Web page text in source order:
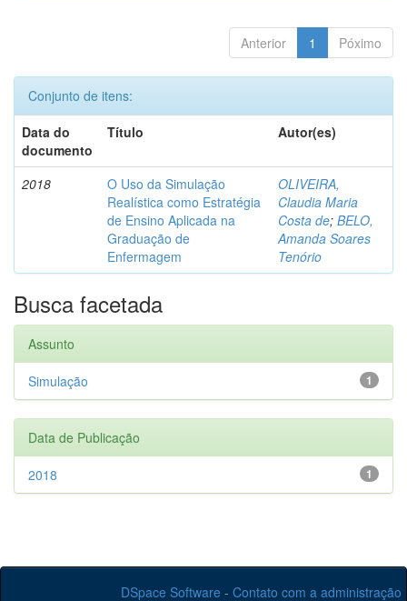
Anterior 1 Póximo
Conjunto de itens:
Data do
documento
Título Autor(es)
2018
O Uso da Simulação
Realística como Estratégia
de Ensino Aplicada na
Graduação de
Enfermagem
OLIVEIRA,
Claudia Maria
Costa de; BELO,
Amanda Soares
Tenório
Busca facetada
Assunto
1
Simulação
Data de Publicação
1
2018
DSpace Software - Contato com a administração